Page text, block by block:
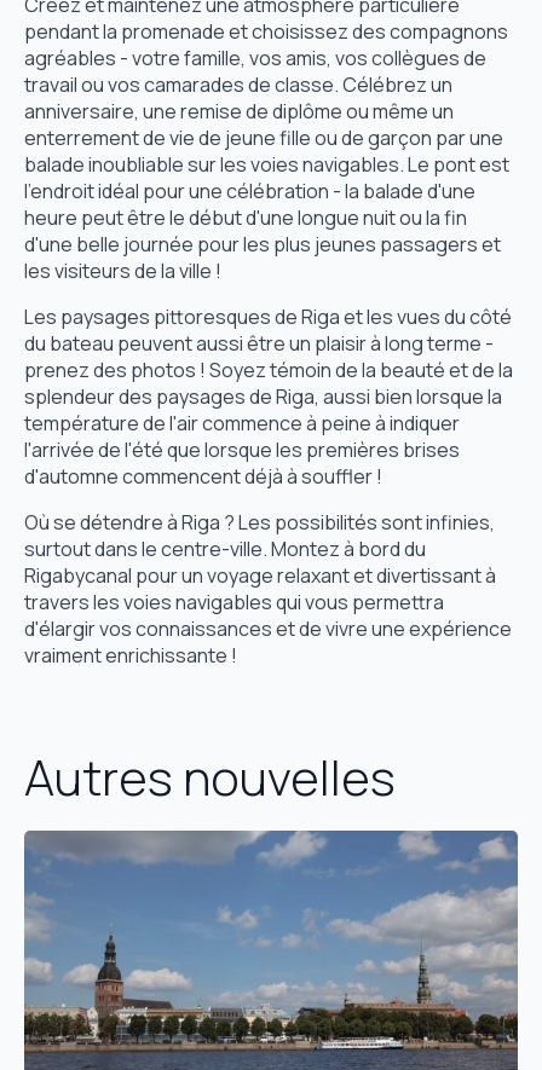
pendant la promenade et choisissez des compagnons
agréables - votre famille, vos amis, vos collègues de
travail ou vos camarades de classe. Célébrez un
anniversaire, une remise de diplôme ou même un
enterrement de vie de jeune fille ou de garçon par une
balade inoubliable sur les voies navigables. Le pont est
l'endroit idéal pour une célébration - la balade d'une
heure peut être le début d'une longue nuit ou la fin
d'une belle journée pour les plus jeunes passagers et
les visiteurs de la ville !
Les paysages pittoresques de Riga et les vues du côté
du bateau peuvent aussi être un plaisir à long terme -
prenez des photos ! Soyez témoin de la beauté et de la
splendeur des paysages de Riga, aussi bien lorsque la
température de l'air commence à peine à indiquer
l'arrivée de l'été que lorsque les premières brises
d'automne commencent déjà à souffler !
Où se détendre à Riga ? Les possibilités sont infinies,
surtout dans le centre-ville. Montez à bord du
Rigabycanal pour un voyage relaxant et divertissant à
travers les voies navigables qui vous permettra
d'élargir vos connaissances et de vivre une expérience
vraiment enrichissante !
Autres nouvelles